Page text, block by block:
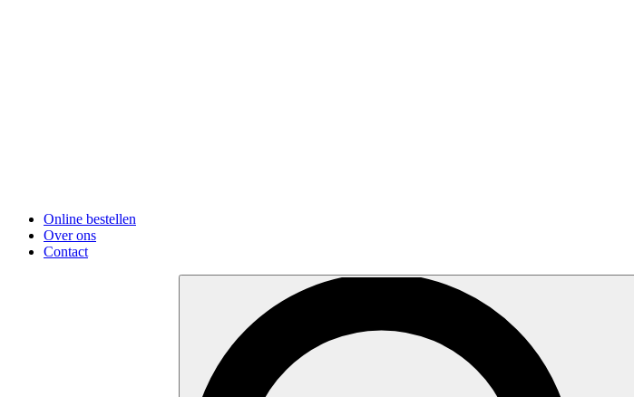
Online bestellen
Over ons
Contact